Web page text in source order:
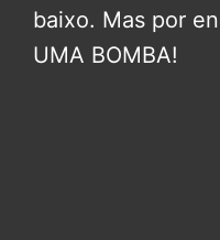
baixo. Mas por
UMA BOMBA!